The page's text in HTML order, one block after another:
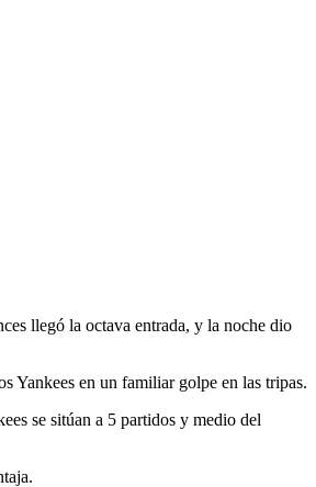
llegó la octava entrada, y la noche dio
Yankees en un familiar golpe en las tripas.
se sitúan a 5 partidos y medio del